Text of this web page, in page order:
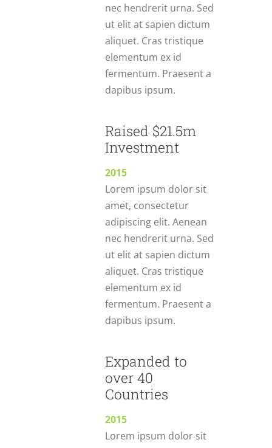
nec hendrerit urna. Sed
ut elit at sapien dictum
aliquet. Cras tristique
elementum ex id
fermentum. Praesent a
dapibus ipsum.
Raised $21.5m
Investment
2015
Lorem ipsum dolor sit
amet, consectetur
adipiscing elit. Aenean
nec hendrerit urna. Sed
ut elit at sapien dictum
aliquet. Cras tristique
elementum ex id
fermentum. Praesent a
dapibus ipsum.
Expanded to
over 40
Countries
2015
Lorem ipsum dolor sit